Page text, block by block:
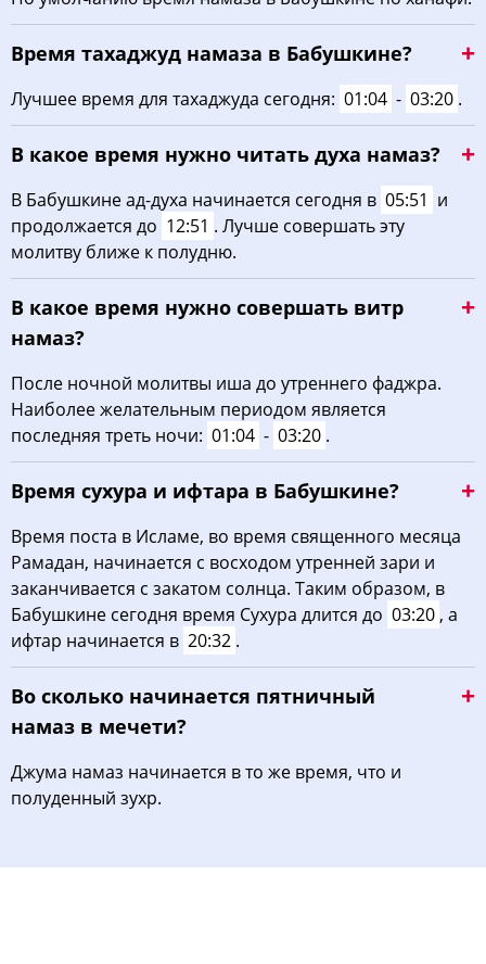
16:43
19:46 21:28
Время тахаджуд намаза в Бабушкине?
Лучшее время для тахаджуда сегодня: 01:04 - 03:20 .
В какое время нужно читать духа намаз?
В Бабушкине ад-духа начинается сегодня в 05:51 и
продолжается до 12:51 . Лучше совершать эту
молитву ближе к полудню.
В какое время нужно совершать витр
намаз?
После ночной молитвы иша до утреннего фаджра.
Наиболее желательным периодом является
последняя треть ночи: 01:04 - 03:20 .
Время сухура и ифтара в Бабушкине?
Время поста в Исламе, во время священного месяца
Рамадан, начинается с восходом утренней зари и
заканчивается с закатом солнца. Таким образом, в
Бабушкине сегодня время Сухура длится до 03:20 , а
ифтар начинается в 20:32 .
Во сколько начинается пятничный
намаз в мечети?
Джума намаз начинается в то же время, что и
полуденный зухр.